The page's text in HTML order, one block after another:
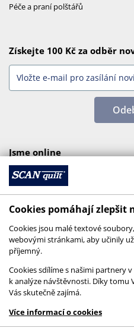
Péče a praní polštářů
Získejte 100 Kč za odběr
Jsme online
© 2026 SCANquilt -
This site is protected
GooglePrivacy Policy
Cookies pomáhají zlepšit
Cookies jsou malé textové
webovými stránkami, aby učinily
příjemný.
Cookies sdílíme s našimi partnery
k analýze návštěvnosti. Díky tomu
Vás skutečně zajímá.
Více informací o cookies